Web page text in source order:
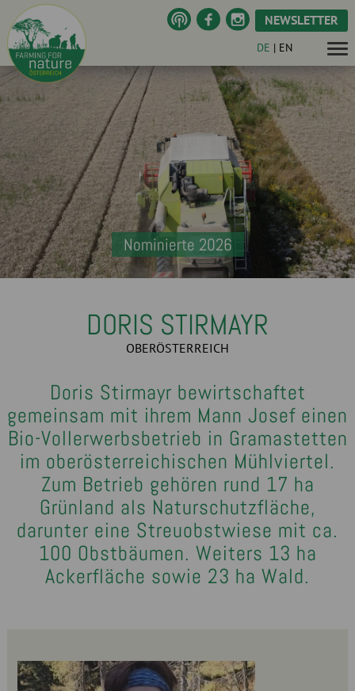
NEWSLETTER
DE | EN
Nominierte 2026
DORIS STIRMAYR
OBERÖSTERREICH
Doris Stirmayr bewirtschaftet
gemeinsam mit ihrem Mann Josef einen
Bio-Vollerwerbsbetrieb in Gramastetten
im oberösterreichischen Mühlviertel.
Zum Betrieb gehören rund 17 ha
Grünland als Naturschutzfläche,
darunter eine Streuobstwiese mit ca.
100 Obstbäumen. Weiters 13 ha
Ackerfläche sowie 23 ha Wald.